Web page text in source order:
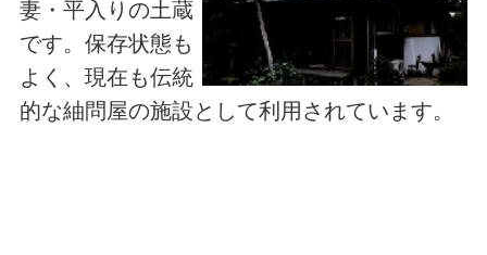
妻・平入りの土蔵
です。保存状態も
よく、現在も伝統
的な紬問屋の施設として利用されています。